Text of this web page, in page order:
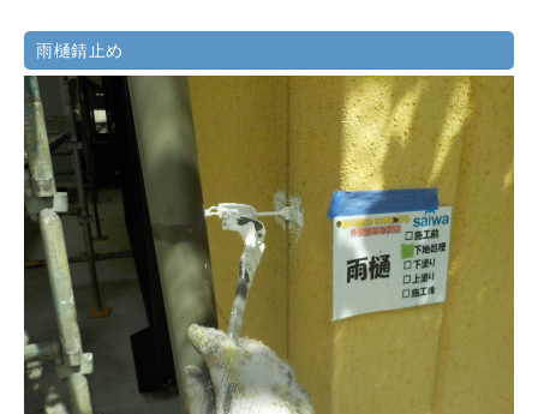
雨樋錆止め